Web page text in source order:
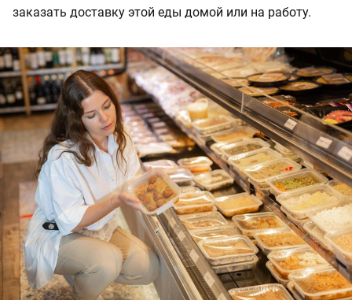
заказать доставку этой еды домой или на работу.